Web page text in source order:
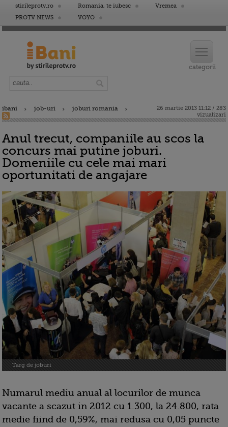
stirileprotv.ro Romania, te iubesc
Vremea
PROTV NEWS
VOYO
ibani job-uri joburi romania
26 martie 2013 11:12 / 283
vizualizari
Anul trecut, companiile au scos la
concurs mai putine joburi.
Domeniile cu cele mai mari
oportunitati de angajare
Targ de joburi
Numarul mediu anual al locurilor de munca
vacante a scazut in 2012 cu 1.300, la 24.800, rata
medie fiind de 0,59%, mai redusa cu 0,05 puncte